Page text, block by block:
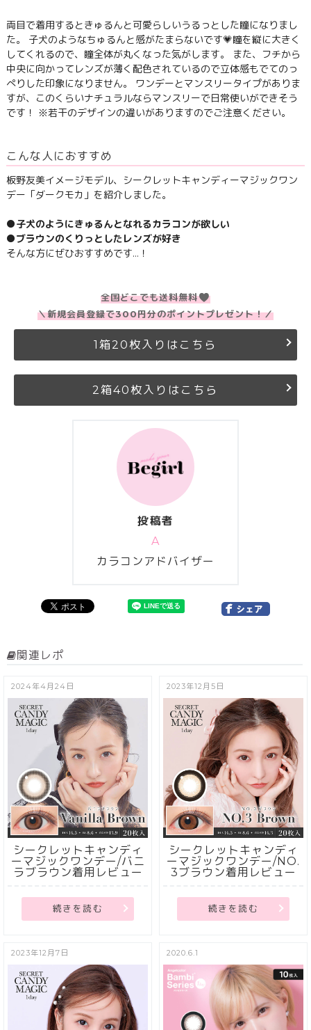
両目で着用するときゅるんと可愛らしいうるっとした瞳になりまし
た。 子犬のようなちゅるんと感がたまらないです💗瞳を縦に大きく
してくれるので、瞳全体が丸くなった気がします。 また、フチから
中央に向かってレンズが薄く配色されているので立体感もでてのっ
ぺりした印象になりません。 ワンデーとマンスリータイプがありま
すが、このくらいナチュラルならマンスリーで日常使いができそう
です！ ※若干のデザインの違いがありますのでご注意ください。
こんな人におすすめ
板野友美イメージモデル、シークレットキャンディーマジックワン
デー「ダークモカ」を紹介しました。
●子犬のようにきゅるんとなれるカラコンが欲しい
●ブラウンのくりっとしたレンズが好き
そんな方にぜひおすすめです…！
全国どこでも送料無料
＼新規会員登録で300円分のポイントプレゼント！／
1箱20枚入りはこちら
2箱40枚入りはこちら
投稿者
A
カラコンアドバイザー
関連レポ
2024年4月24日
シークレットキャンディ
ーマジックワンデー/バニ
ラブラウン着用レビュー
続きを読む
2023年12月5日
シークレットキャンディ
ーマジックワンデー/NO.
3ブラウン着用レビュー
続きを読む
2023年12月7日 2020.6.1